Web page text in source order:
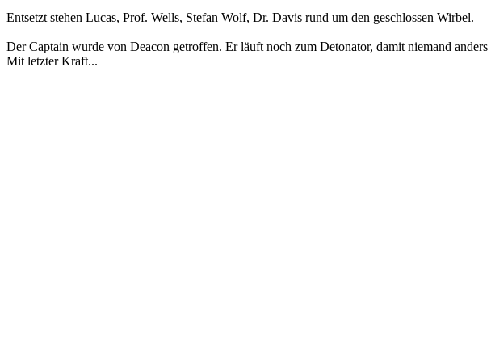
Entsetzt stehen Lucas, Prof. Wells, Stefan Wolf, Dr. Davis rund um den geschlossen Wirbel.
Der Captain wurde von Deacon getroffen. Er läuft noch zum Detonator, damit niemand
Mit letzter Kraft...